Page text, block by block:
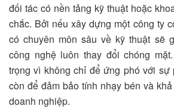
đối tác có nền tảng kỹ thuật hoặc
chắc. Bởi nếu xây dựng một công ty
có chuyên môn sâu về kỹ thuật sẽ
công nghệ luôn thay đổi chóng
trọng vì không chỉ để ứng phó với sự
còn để đảm bảo tính nhạy bén và
doanh nghiệp.